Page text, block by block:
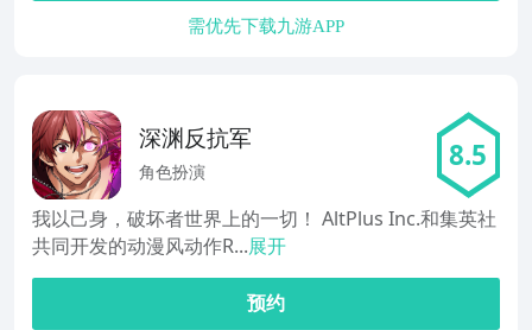
需优先下载九游APP
深渊反抗军
角色扮演 8.5
我以己身，破坏者世界上的一切！ AltPlus Inc.和集英社
共同开发的动漫风动作R...展开
预约